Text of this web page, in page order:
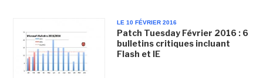
LE 10 FÉVRIER 2016
Patch Tuesday Février 2016 : 6
bulletins critiques incluant
Flash et IE